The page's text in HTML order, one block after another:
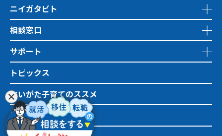
ニイガタビト
相談窓口
サポート
トピックス
にいがた子育てのススメ
地域おこし協力隊